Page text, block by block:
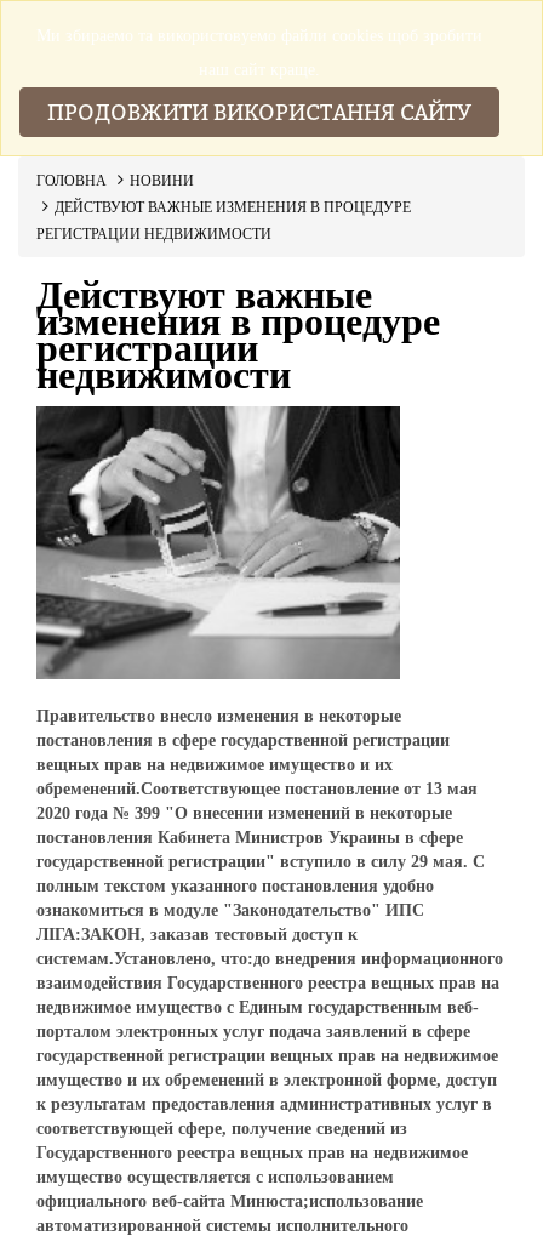
ГОЛОВНА
НОВИНИ
ДЕЙСТВУЮТ ВАЖНЫЕ ИЗМЕНЕНИЯ В ПРОЦЕДУРЕ
РЕГИСТРАЦИИ НЕДВИЖИМОСТИ
Действуют важные
изменения в процедуре
регистрации
недвижимости
Правительство внесло изменения в некоторые
постановления в сфере государственной регистрации
вещных прав на недвижимое имущество и их
обременений.Соответствующее постановление от 13 мая
2020 года № 399 "О внесении изменений в некоторые
постановления Кабинета Министров Украины в сфере
государственной регистрации" вступило в силу 29 мая. С
полным текстом указанного постановления удобно
ознакомиться в модуле "Законодательство" ИПС
ЛІГА:ЗАКОН, заказав тестовый доступ к
системам.Установлено, что:до внедрения информационного
взаимодействия Государственного реестра вещных прав на
недвижимое имущество с Единым государственным веб-
порталом электронных услуг подача заявлений в сфере
государственной регистрации вещных прав на недвижимое
имущество и их обременений в электронной форме, доступ
к результатам предоставления административных услуг в
соответствующей сфере, получение сведений из
Государственного реестра вещных прав на недвижимое
имущество осуществляется с использованием
официального веб-сайта Минюста;использование
автоматизированной системы исполнительного
Ми збираемо та використовуемо файли cookies щоб зробити
наш сайт краще.
ПРОДОВЖИТИ ВИКОРИСТАННЯ САЙТУ